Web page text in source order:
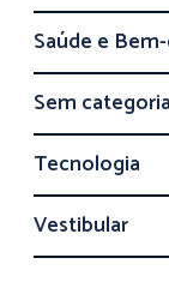
Saúde e
Sem categoria
Tecnologia
Vestibular